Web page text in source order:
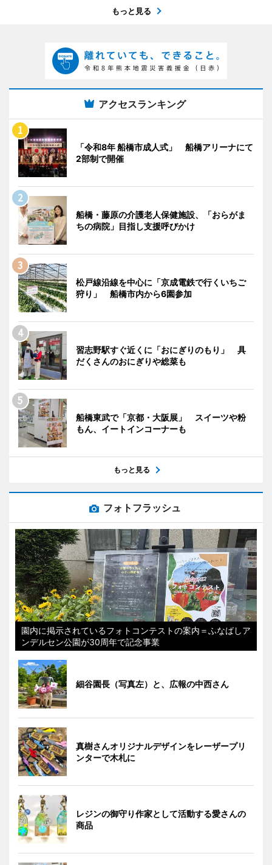
もっと見る
アクセスランキング
「令和8年 船橋市成人式」 船橋アリーナにて
2部制で開催
船橋・藤原の介護老人保健施設、「おらがま
ちの病院」目指し支援呼びかけ
松戸線沿線を中心に「京成電鉄で行くいちご
狩り」 船橋市内から6園参加
習志野駅すぐ近くに「おにぎりのもり」 具
だくさんのおにぎりや総菜も
船橋東武で「京都・大阪展」 スイーツや粉
もん、イートインコーナーも
もっと見る
フォトフラッシュ
園内に掲示されているフォトコンテストの案内＝ふなばしア
ンデルセン公園が30周年で記念事業
細谷園長（写真左）と、広報の中西さん
真樹さんオリジナルデザインをレーザープリ
ンターで木札に
レジンの御守り作家として活動する愛さんの
商品